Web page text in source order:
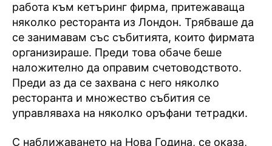
работа към кетъринг фирма, притежаваща
няколко ресторанта из Лондон. Трябваше да
се занимавам със събитията, които фирмата
организираше. Преди това обаче беше
наложително да оправим счетоводството.
Преди аз да се захвана с него няколко
ресторанта и множество събития се
управляваха на няколко оръфани тетрадки.
С наближаването на Нова Година, се оказа,